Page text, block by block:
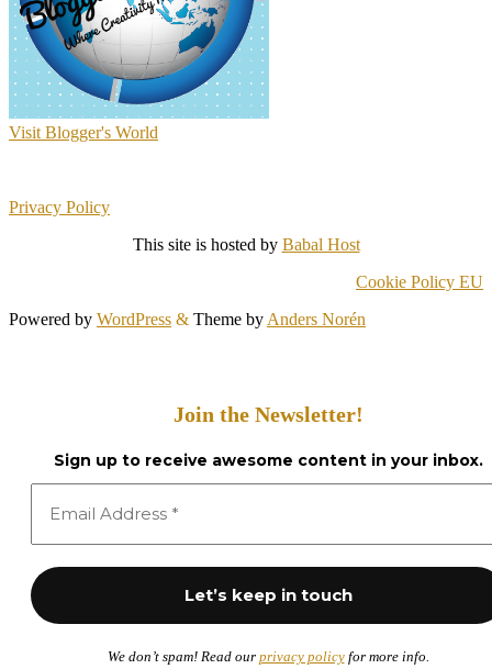
Visit Blogger's World
Privacy Policy
This site is hosted by Babal Host
Cookie Policy EU
Powered by WordPress & Theme by Anders Norén
Join the Newsletter!
Sign up to receive awesome content in your inbox.
We don’t spam! Read our privacy policyfor more info.